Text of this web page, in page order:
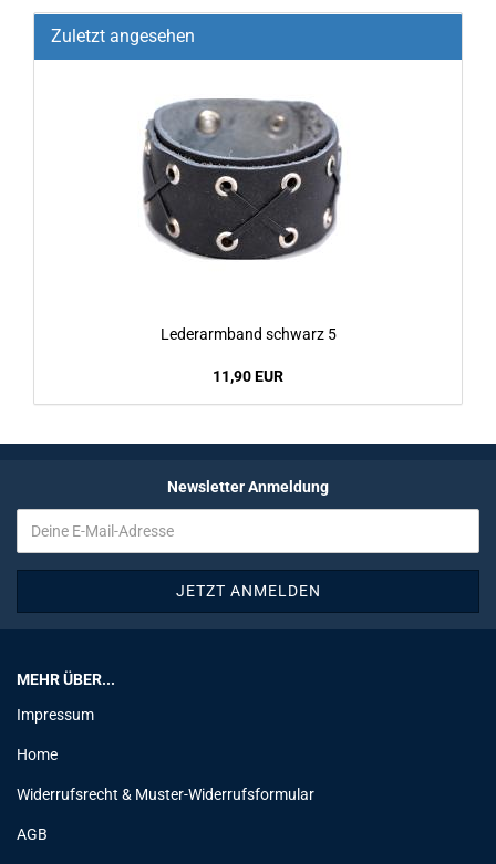
Zuletzt angesehen
Le­der­arm­band schwarz 5
11,90 EUR
Newsletter Anmeldung
MEHR ÜBER...
Impressum
Home
Widerrufsrecht & Muster-Widerrufsformular
AGB